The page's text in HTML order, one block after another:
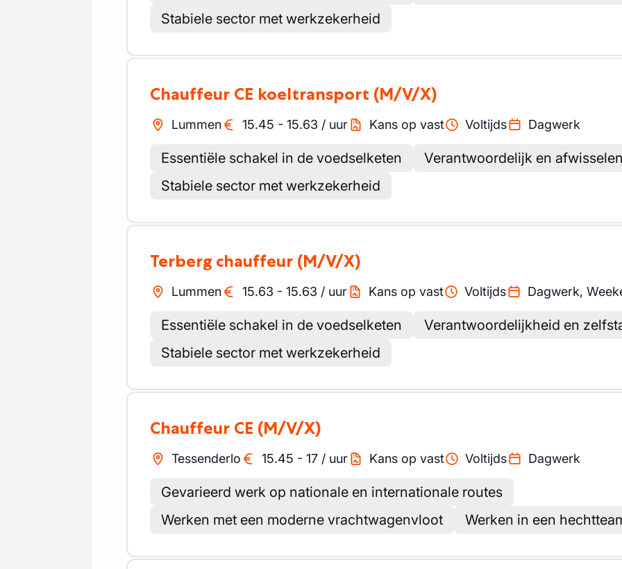
Stabiele sector met werkzekerheid
Chauffeur CE koeltransport (M/V/X)
Lummen 15.45 - 15.63 / uur Kans op vast Voltijds Dagwerk
Essentiële schakel in de voedselketen
Verantwoordelijk en
Stabiele sector met werkzekerheid
Terberg chauffeur (M/V/X)
Lummen 15.63 - 15.63 / uur Kans op vast Voltijds Dagwerk,
Essentiële schakel in de voedselketen
Verantwoordelijkheid en
Stabiele sector met werkzekerheid
Chauffeur CE (M/V/X)
Tessenderlo 15.45 - 17 / uur Kans op vast Voltijds Dagwerk
Gevarieerd werk op nationale en internationale routes
Werken met een moderne vrachtwagenvloot
Werken in een